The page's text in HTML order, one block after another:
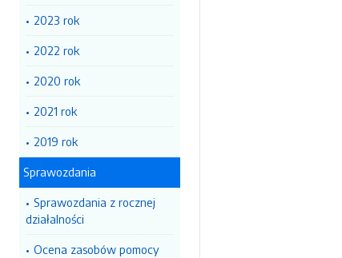
2023 rok
2022 rok
2020 rok
2021 rok
2019 rok
Sprawozdania
Sprawozdania z rocznej
działalności
Ocena zasobów pomocy